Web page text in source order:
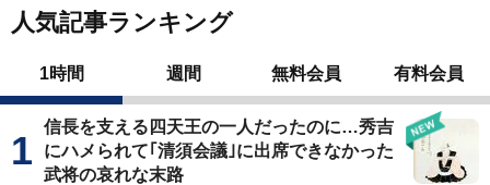
人気記事ランキング
1時間 週間 無料会員 有料会員
信長を支える四天王の一人だったのに…秀吉
にハメられて｢清須会議｣に出席できなかった
武将の哀れな末路